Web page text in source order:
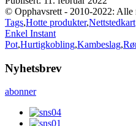
© Opphavsrett - 2010-2022: Alle
Tags,Hotte produkter,Nettstedkart
Enkel Instant
Pot,Hurtigkobling,Kambeslag,
Nyhetsbrev
abonner